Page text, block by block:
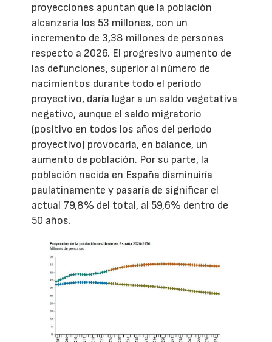
proyecciones apuntan que la población
alcanzaría los 53 millones, con un
incremento de 3,38 millones de personas
respecto a 2026. El progresivo aumento de
las defunciones, superior al número de
nacimientos durante todo el periodo
proyectivo, daría lugar a un saldo vegetativa
negativo, aunque el saldo migratorio
(positivo en todos los años del periodo
proyectivo) provocaría, en balance, un
aumento de población. Por su parte, la
población nacida en España disminuiría
paulatinamente y pasaría de significar el
actual 79,8% del total, al 59,6% dentro de
50 años.